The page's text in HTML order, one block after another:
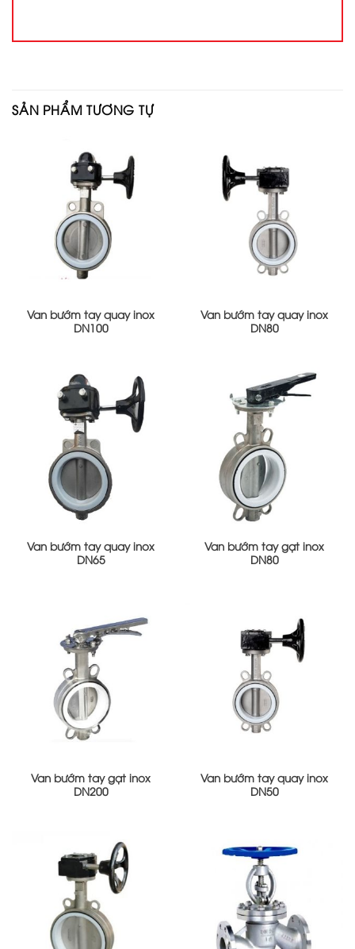
SẢN PHẨM TƯƠNG TỰ
Van bướm tay quay inox
DN100
Van bướm tay quay inox
DN80
Van bướm tay quay inox
DN65
Van bướm tay gạt inox
DN80
Van bướm tay gạt inox
DN200
Van bướm tay quay inox
DN50